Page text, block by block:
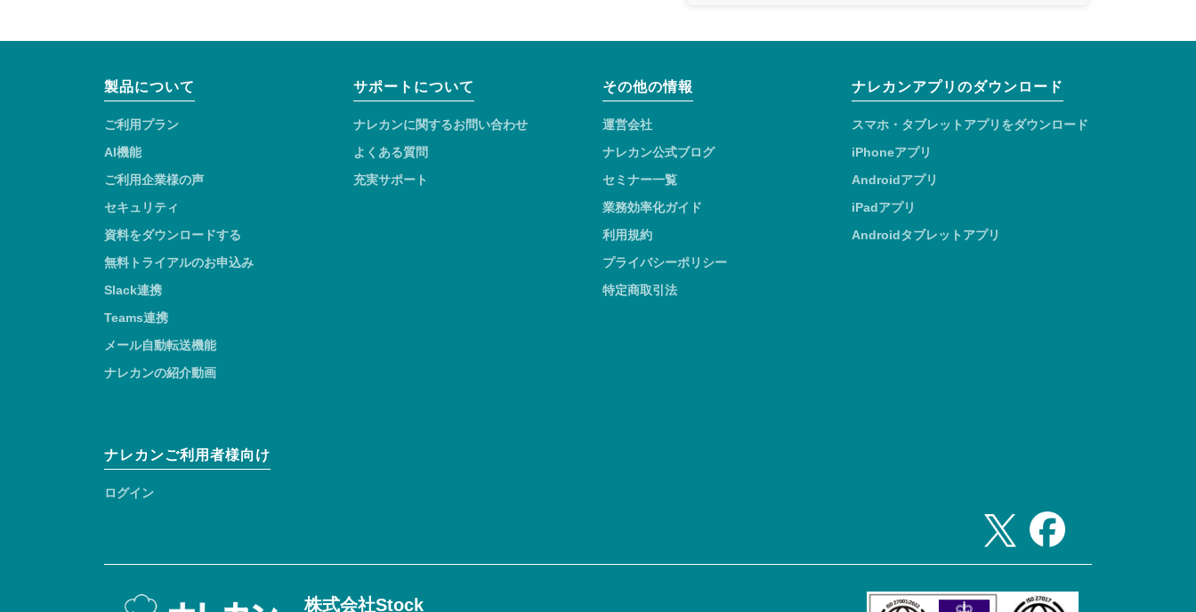
製品について
ご利用プラン
AI機能
ご利用企業様の声
セキュリティ
資料をダウンロードする
無料トライアルのお申込み
Slack連携
Teams連携
メール自動転送機能
ナレカンの紹介動画
サポートについて
ナレカンに関するお問い合わせ
よくある質問
充実サポート
その他の情報
運営会社
ナレカン公式ブログ
セミナー一覧
業務効率化ガイド
利用規約
プライバシーポリシー
特定商取引法
ナレカンアプリのダウンロード
スマホ・タブレットアプリをダウンロード
iPhoneアプリ
Androidアプリ
iPadアプリ
Androidタブレットアプリ
ナレカンご利用者様向け
ログイン
株式会社Stock